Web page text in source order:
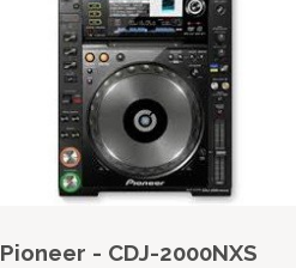
Pioneer - CDJ-2000NXS